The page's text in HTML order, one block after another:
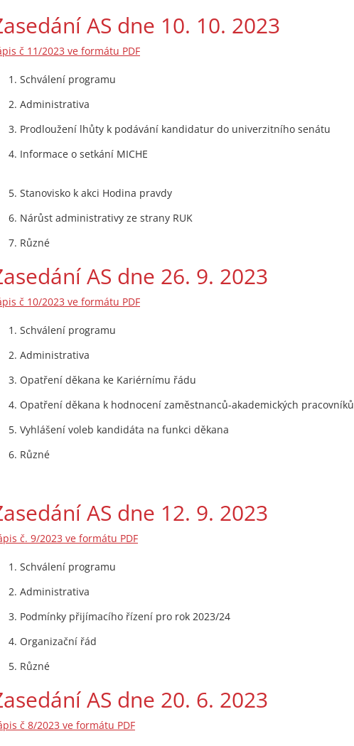
AS dne 10. 10. 2023
č 11/2023 ve formátu PDF
Schválení programu
Administrativa
Prodloužení lhůty k podávání kandidatur do univerzitního senátu
Informace o setkání MICHE
Stanovisko k akci Hodina pravdy
Nárůst administrativy ze strany RUK
Různé
AS dne 26. 9. 2023
č 10/2023 ve formátu PDF
Schválení programu
Administrativa
Opatření děkana ke Kariérnímu řádu
Opatření děkana k hodnocení zaměstnanců-akademických pracovníků
Vyhlášení voleb kandidáta na funkci děkana
Různé
AS dne 12. 9. 2023
č. 9/2023 ve formátu PDF
Schválení programu
Administrativa
Podmínky přijímacího řízení pro rok 2023/24
Organizační řád
Různé
AS dne 20. 6. 2023
č 8/2023 ve formátu PDF